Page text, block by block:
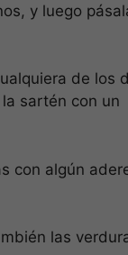
y luego
de los
sartén con un
con algún
las